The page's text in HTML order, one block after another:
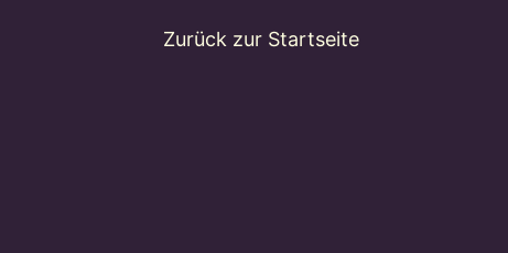
Zurück zur Startseite